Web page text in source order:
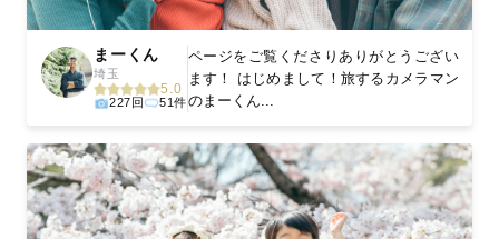
まーくん
埼玉
5.0
227回 51件
ページをご覧くださりありがとうござい
ます！ はじめまして！旅するカメラマン
のまーくん...